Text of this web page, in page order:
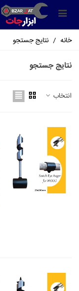
خانه / نتایج جستجو
نتایج جستجو
انتخاب